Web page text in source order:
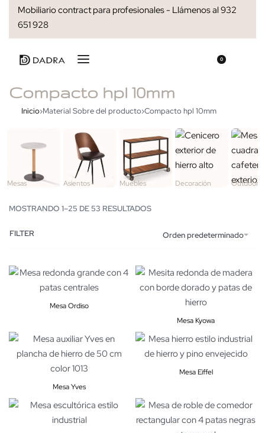
Mobiliario contract para profesionales - Llámenos al 932
651 928
0
Compacto hpl 10mm
Inicio›Material Sobre del producto›Compacto hpl 10mm
Mesas Asientos Muebles Decoración Outdoor
MOSTRANDO 1–25 DE 53 RESULTADOS
Orden predeterminado
FILTER
Mesa Ordiso
Mesa Kyowa
Mesa Yves
Mesa Eiffel